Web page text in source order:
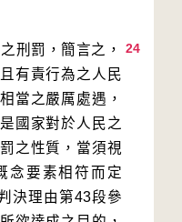
24
有責行為之人民
當之嚴厲處遇，
國家對於人民之
之性質，當須視
念要素相符而定
決理由第43段參